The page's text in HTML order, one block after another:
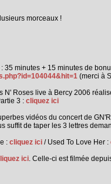
morceaux !
minutes + 15 minutes de
(merci à
N' Roses live à Bercy 2006
3 : cliquez ici
vidéos du concert de
suffit de taper les 3 lettres
: cliquez ici / Used To Love Her :
ici. Celle-ci est filmée